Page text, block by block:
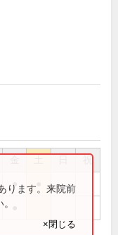
祝
●
ります。来院前
×閉じる